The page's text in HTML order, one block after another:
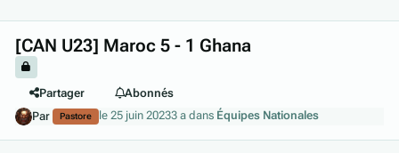
[CAN U23] Maroc 5 - 1 Ghana
Partager
Abonnés
Par
Pastore le 25 juin 20233 a dans Équipes Nationales